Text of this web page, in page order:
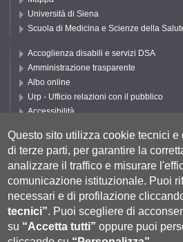
Università di Siena
Scuola di Medicina e Scienze della
Accoglienza disabili e servizi DSA
Amministrazione trasparente
Albo online
Urp - Ufficio relazioni con il pubblico
Accessibilità
Cookie settings
Segui UNISI
Questo sito utilizza cookie tecnici
di terze parti, per garantire la
analizzare il traffico e misurare
comunicazione istituzionale. Puoi
necessari e di profilazione
tecnici”. Puoi scegliere di
su “Accetta tutti” oppure puoi